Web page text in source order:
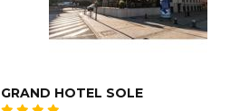
GRAND HOTEL SOLE